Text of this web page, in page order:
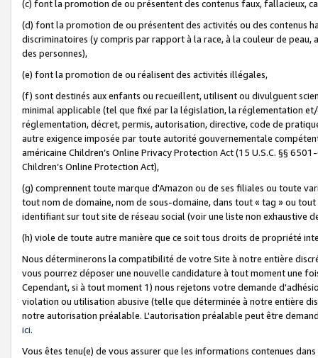
(c) font la promotion de ou présentent des contenus faux, fallacieux,
(d) font la promotion de ou présentent des activités ou des contenus
discriminatoires (y compris par rapport à la race, à la couleur de
des personnes),
(e) font la promotion de ou réalisent des activités illégales,
(f) sont destinés aux enfants ou recueillent, utilisent ou divulguent
minimal applicable (tel que fixé par la législation, la réglementation
réglementation, décret, permis, autorisation, directive, code de
autre exigence imposée par toute autorité gouvernementale
américaine Children’s Online Privacy Protection Act (15 U.S.C. §§
Children’s Online Protection Act),
(g) comprennent toute marque d'Amazon ou de ses filiales ou toute
tout nom de domaine, nom de sous-domaine, dans tout « tag » ou
identifiant sur tout site de réseau social (voir une liste non exhaustive
(h) viole de toute autre manière que ce soit tous droits de propriété
Nous déterminerons la compatibilité de votre Site à notre entière
vous pourrez déposer une nouvelle candidature à tout moment une
Cependant, si à tout moment 1) nous rejetons votre demande
violation ou utilisation abusive (telle que déterminée à notre entière
notre autorisation préalable. L'autorisation préalable peut être
ici.
Vous êtes tenu(e) de vous assurer que les informations contenues